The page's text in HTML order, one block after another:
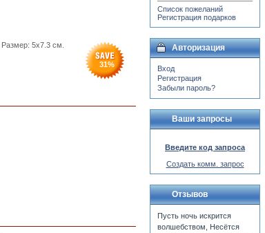
5x7.3 см.
31%
Список пожеланий
Регистрация подарков
Авторизация
Вход
Регистрация
Забыли пароль?
Ваши запросы
Введите код запроса
Создать комм. запрос
Отзывов
Пусть ночь искрится
волшебством, Несётся